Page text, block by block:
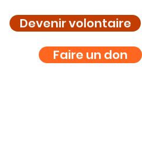
Faire un don
Devenir volontaire